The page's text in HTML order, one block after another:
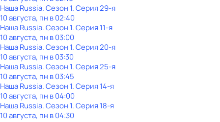
Наша Russia. Сезон 1. Серия 29-я
10 августа, пн в 02:40
Наша Russia. Сезон 1. Серия 11-я
10 августа, пн в 03:00
Наша Russia. Сезон 1. Серия 20-я
10 августа, пн в 03:30
Наша Russia. Сезон 1. Серия 25-я
10 августа, пн в 03:45
Наша Russia. Сезон 1. Серия 14-я
10 августа, пн в 04:00
Наша Russia. Сезон 1. Серия 18-я
10 августа, пн в 04:30